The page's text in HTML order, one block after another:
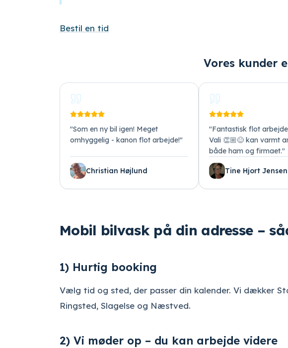
Bestil en tid
Vores kunder
"Som en ny bil igen! Meget
omhyggelig - kanon flot arbejde!"
Christian Højlund
"Fantastisk flot
Vali 👏🏼😊 kan varmt
både ham og firmaet."
Tine Hjort Jensen
Mobil bilvask på din adresse –
1) Hurtig booking
Vælg tid og sted, der passer din kalender. Vi dækker
Ringsted, Slagelse og Næstved.
2) Vi møder op – du kan arbejde videre